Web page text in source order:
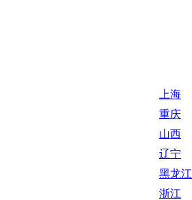
上海
重庆
山西
辽宁
黑龙江
浙江